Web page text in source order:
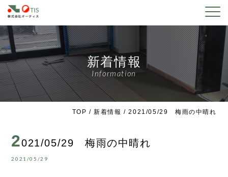
新着情報
Information
TOP /新着情報 / 2021/05/29 梅雨の中晴れ
2021/05/29 梅雨の中晴れ
2021/05/29